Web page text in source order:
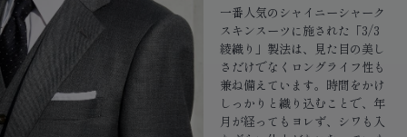
一番人気のシャイニーシャーク
スキンスーツに施された「3/3
綾織り」製法は、見た目の美し
さだけでなくロングライフ性も
兼ね備えています。時間をかけ
しっかりと織り込むことで、年
月が経ってもヨレず、シワも入